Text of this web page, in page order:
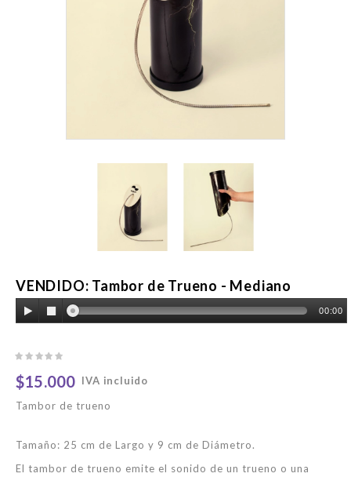
VENDIDO: Tambor de Trueno - Mediano
00:00
$15.000 IVA incluido
Tambor de trueno
Tamaño: 25 cm de Largo y 9 cm de Diámetro.
El tambor de trueno emite el sonido de un trueno o una